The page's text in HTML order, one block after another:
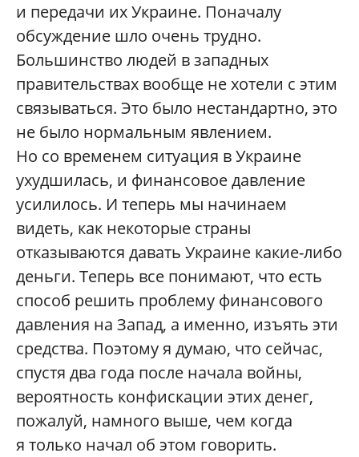
и передачи их Украине. Поначалу
обсуждение шло очень трудно.
Большинство людей в западных
правительствах вообще не хотели с этим
связываться. Это было нестандартно, это
не было нормальным явлением.
Но со временем ситуация в Украине
ухудшилась, и финансовое давление
усилилось. И теперь мы начинаем
видеть, как некоторые страны
отказываются давать Украине какие-либо
деньги. Теперь все понимают, что есть
способ решить проблему финансового
давления на Запад, а именно, изъять эти
средства. Поэтому я думаю, что сейчас,
спустя два года после начала войны,
вероятность конфискации этих денег,
пожалуй, намного выше, чем когда
я только начал об этом говорить.